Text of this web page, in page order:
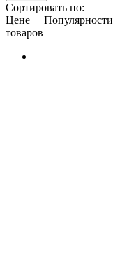
Сортировать по:
Цене
Популярности
товаров